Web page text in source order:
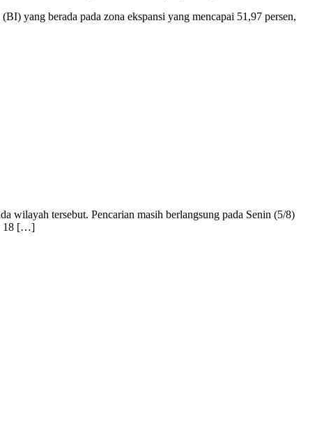
yang berada pada zona ekspansi yang mencapai 51,97 persen,
wilayah tersebut. Pencarian masih berlangsung pada Senin (5/8)
18 […]